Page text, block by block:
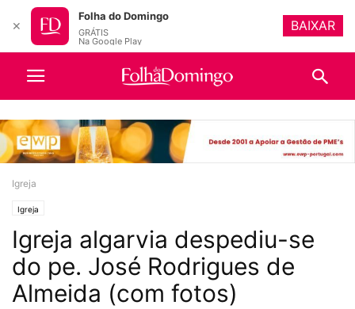
Igreja
Igreja
Igreja algarvia despediu-se
do pe. José Rodrigues de
Almeida (com fotos)
✕
Folha do Domingo
GRÁTIS
Na Google Play
BAIXAR